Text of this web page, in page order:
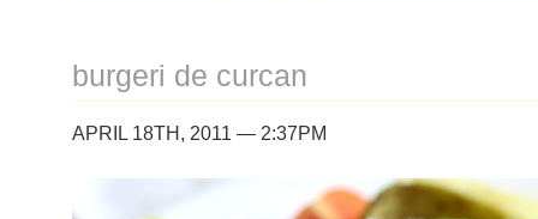
burgeri de curcan
APRIL 18TH, 2011 — 2:37PM